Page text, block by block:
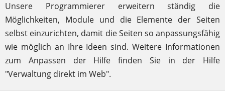
Unsere Programmierer erweitern ständig die
Möglichkeiten, Module und die Elemente der Seiten
selbst einzurichten, damit die Seiten so anpassungsfähig
wie möglich an Ihre Ideen sind. Weitere Informationen
zum Anpassen der Hilfe finden Sie in der Hilfe
"Verwaltung direkt im Web".